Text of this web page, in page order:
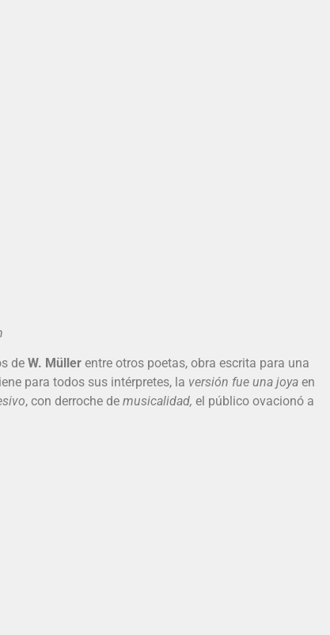
de W. Müller entre otros poetas, obra escrita para una
para todos sus intérpretes, la versión fue una joya en
, con derroche de musicalidad, el público ovacionó a